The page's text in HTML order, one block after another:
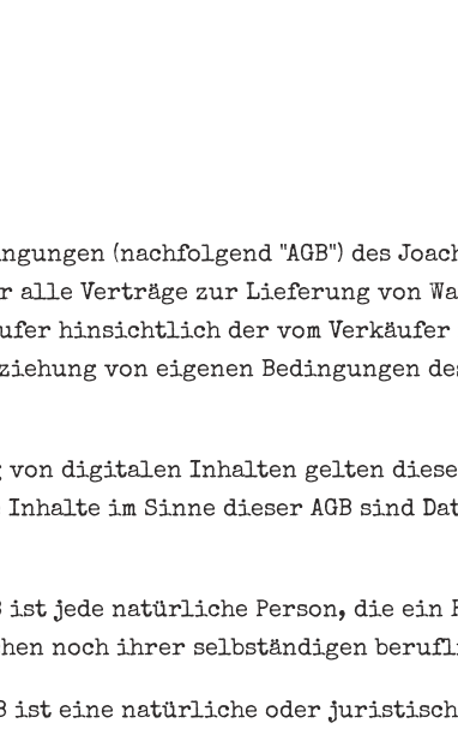
(nachfolgend "AGB") des
alle Verträge zur Lieferung von
hinsichtlich der vom
von eigenen Bedingungen
digitalen Inhalten gelten diese
Inhalte im Sinne dieser AGB
ist jede natürliche Person, die ein
noch ihrer selbständigen
ist eine natürliche oder